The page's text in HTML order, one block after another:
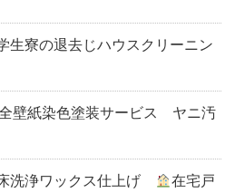
寮の退去じハウスクリーニン
壁紙染色塗装サービス ヤニ汚
洗浄ワックス仕上げ
在宅戸